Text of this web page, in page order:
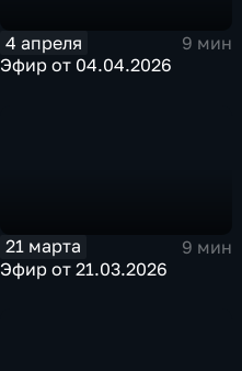
4 апреля
9 мин
Эфир от 04.04.2026
21 марта
9 мин
Эфир от 21.03.2026